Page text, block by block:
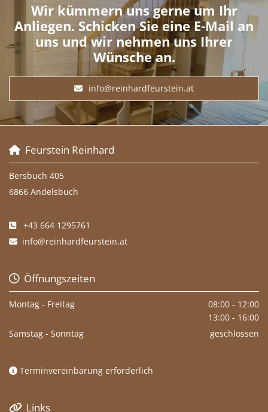
Wir kümmern uns gerne um Ihr
Anliegen. Schicken Sie eine E-Mail an
uns und wir nehmen uns Ihrer
Wünsche an.
info@reinhardfeurstein.at
 Feurstein Reinhard
Bersbuch 405
6866 Andelsbuch
 +43 664 1295761
 info@reinhardfeurstein.at
Öffnungszeiten
Montag - Freitag
08:00 - 12:00
13:00 - 16:00
Samstag - Sonntag
geschlossen
 Terminvereinbarung erforderlich
 Links